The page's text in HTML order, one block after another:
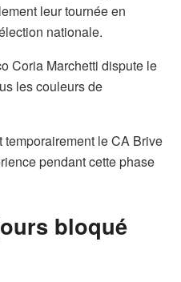
leur tournée en
nationale.
Coria Marchetti dispute le
les couleurs de
temporairement le CA Brive
pendant cette phase
bloqué